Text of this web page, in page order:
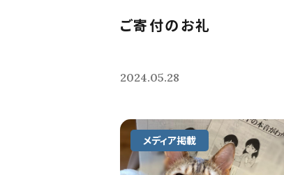
ご寄付のお礼
2024.05.28
メディア掲載